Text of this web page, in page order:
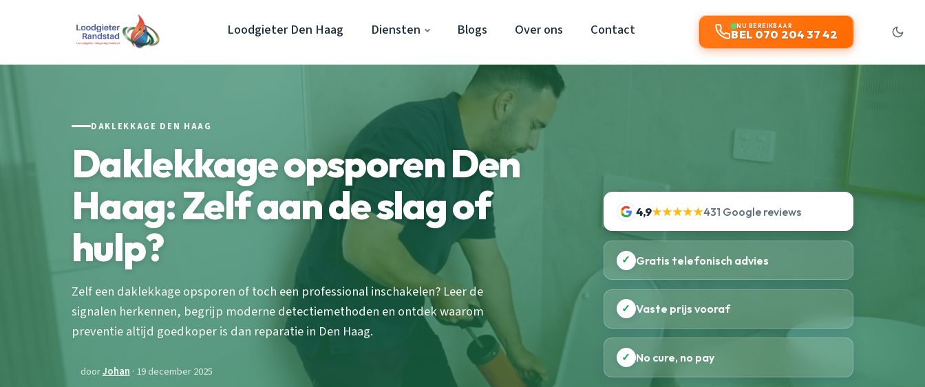
Loodgieter Den Haag Diensten Blogs Over ons Contact NU BEREIKBAAR
BEL 070 204 37 42
DAKLEKKAGE DEN HAAG
Daklekkage opsporen Den
Haag: Zelf aan de slag of
hulp?
Zelf een daklekkage opsporen of toch een professional inschakelen? Leer de
signalen herkennen, begrijp moderne detectiemethoden en ontdek waarom
preventie altijd goedkoper is dan reparatie in Den Haag.
doorJohan · 19 december 2025
4,9★★★★★431 Google reviews
✓ Gratis telefonisch advies
✓ Vaste prijs vooraf
✓ No cure, no pay